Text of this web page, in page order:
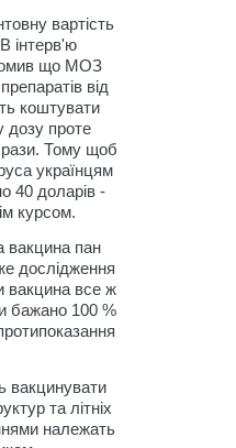
вартість
інтерв'ю
що МОЗ
від
коштувати
дозу проте
Тому щоб
українцям
40 доларів -
курсом.
вакцина пан
дослідження
вакцина все ж
бажано 100 %
вакцинувати
та літніх
належать